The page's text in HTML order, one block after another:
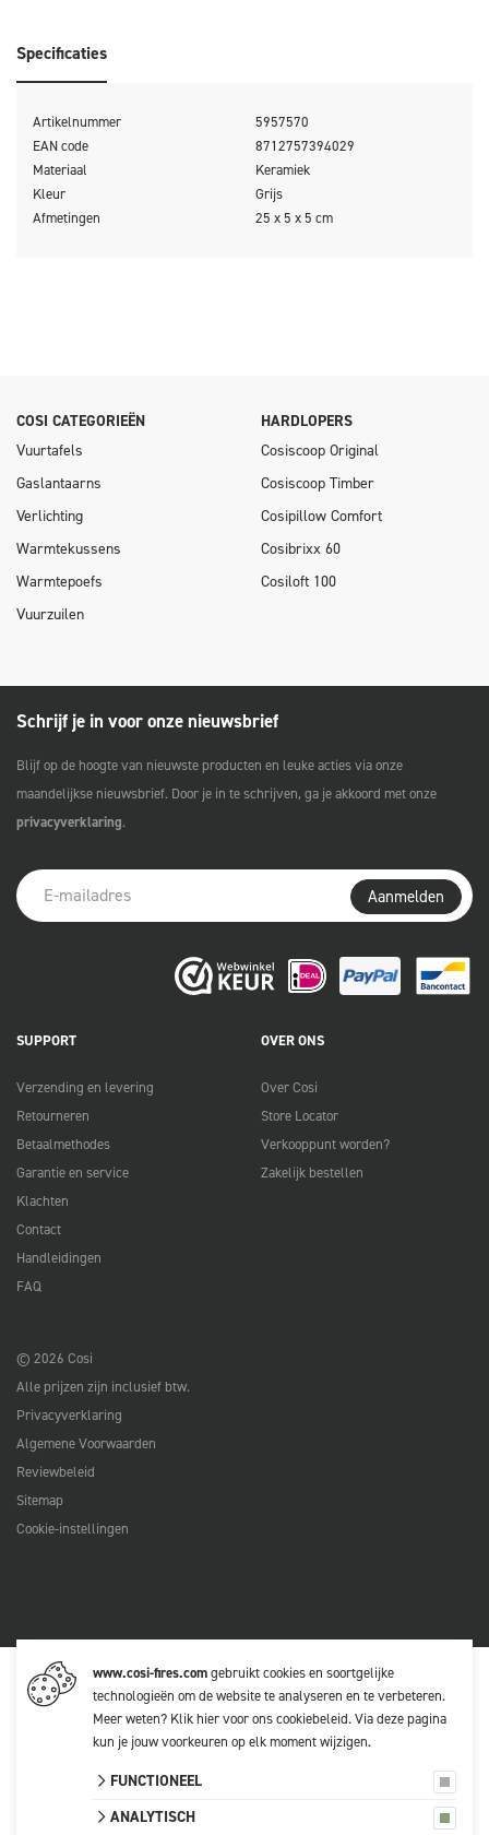
Specificaties
Artikelnummer
5957570
EAN code
8712757394029
Materiaal
Keramiek
Kleur
Grijs
Afmetingen
25 x 5 x 5 cm
COSI CATEGORIEËN
Vuurtafels
Gaslantaarns
Verlichting
Warmtekussens
Warmtepoefs
Vuurzuilen
HARDLOPERS
Cosiscoop Original
Cosiscoop Timber
Cosipillow Comfort
Cosibrixx 60
Cosiloft 100
Schrijf je in voor onze nieuwsbrief
Blijf op de hoogte van nieuwste producten en leuke acties via onze
maandelijkse nieuwsbrief. Door je in te schrijven, ga je akkoord met onze
privacyverklaring.
Aanmelden
SUPPORT
Verzending en levering
Retourneren
Betaalmethodes
Garantie en service
Klachten
Contact
Handleidingen
FAQ
OVER ONS
Over Cosi
Store Locator
Verkooppunt worden?
Zakelijk bestellen
© 2026 Cosi
Alle prijzen zijn inclusief btw.
Privacyverklaring
Algemene Voorwaarden
Reviewbeleid
Sitemap
Cookie-instellingen
www.cosi-fires.comgebruikt cookies en soortgelijke
technologieën om de website te analyseren en te verbeteren.
Meer weten? Klik hier voor ons cookiebeleid. Viadeze pagina
kun je jouw voorkeuren op elk moment wijzigen.
FUNCTIONEEL
ANALYTISCH